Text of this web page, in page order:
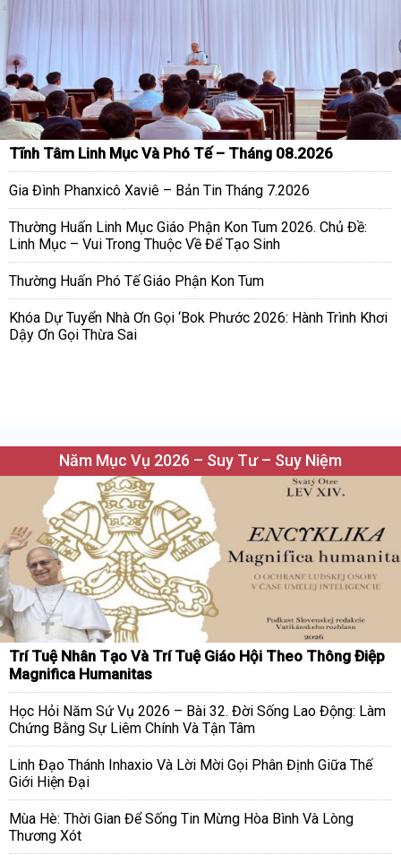
Tĩnh Tâm Linh Mục Và Phó Tế – Tháng 08.2026
Gia Đình Phanxicô Xaviê – Bản Tin Tháng 7.2026
Thường Huấn Linh Mục Giáo Phận Kon Tum 2026. Chủ Đề:
Linh Mục – Vui Trong Thuộc Về Để Tạo Sinh
Thường Huấn Phó Tế Giáo Phận Kon Tum
Khóa Dự Tuyển Nhà Ơn Gọi ‘Bok Phước 2026: Hành Trình Khơi
Dậy Ơn Gọi Thừa Sai
Năm Mục Vụ 2026 – Suy Tư – Suy Niệm
Trí Tuệ Nhân Tạo Và Trí Tuệ Giáo Hội Theo Thông Điệp
Magnifica Humanitas
Học Hỏi Năm Sứ Vụ 2026 – Bài 32. Đời Sống Lao Động: Làm
Chứng Bằng Sự Liêm Chính Và Tận Tâm
Linh Đạo Thánh Inhaxio Và Lời Mời Gọi Phân Định Giữa Thế
Giới Hiện Đại
Mùa Hè: Thời Gian Để Sống Tin Mừng Hòa Bình Và Lòng
Thương Xót